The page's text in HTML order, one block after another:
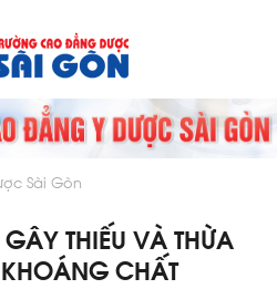
Sài Gòn
THIẾU VÀ THỪA
CHẤT